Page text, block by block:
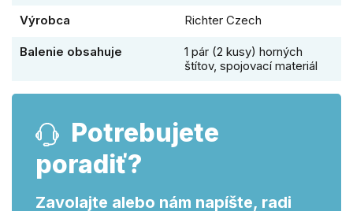
Výrobca Richter Czech
Balenie obsahuje
1 pár (2 kusy) horných
štítov, spojovací materiál
Potrebujete
poradiť?
Zavolajte alebo nám napíšte, radi